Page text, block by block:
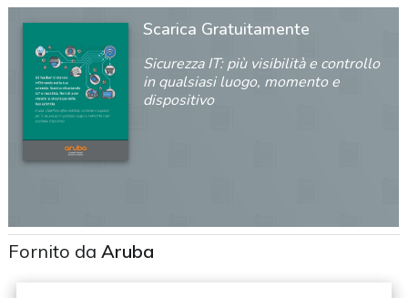
Scarica Gratuitamente
Sicurezza IT: più visibilità e controllo
in qualsiasi luogo, momento e
dispositivo
Fornito daAruba